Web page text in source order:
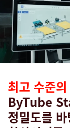
최고 수준
ByTube
정밀도를